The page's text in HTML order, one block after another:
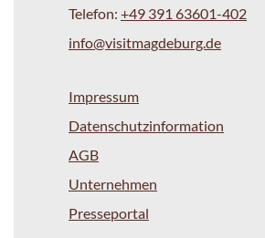
Telefon: +49 391 63601-402
info@visitmagdeburg.de
Impressum
Datenschutzinformation
AGB
Unternehmen
Presseportal